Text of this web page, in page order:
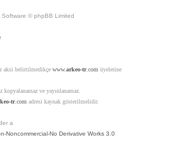
Software © phpBB Limited
aksi belirtilmedikçe www.arkeo-tr.com üyelerine
kopyalanamaz ve yayınlanamaz.
tr.com adresi kaynak gösterilmelidir.
a
Noncommercial-No Derivative Works 3.0